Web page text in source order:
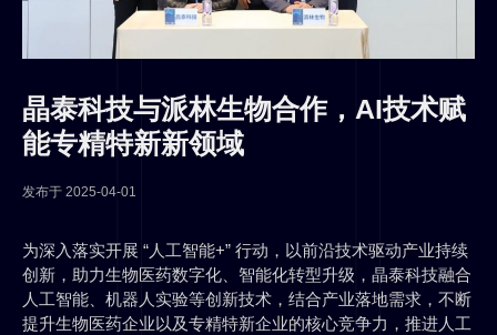
晶泰科技与派林生物合作，AI技术赋
能专精特新新领域
发布于 2025-04-01
为深入落实开展 “人工智能+” 行动，以前沿技术驱动产业持续
创新，助力生物医药数字化、智能化转型升级，晶泰科技融合
人工智能、机器人实验等创新技术，结合产业落地需求，不断
提升生物医药企业以及专精特新企业的核心竞争力，推进人工